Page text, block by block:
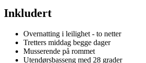
Inkludert
Overnatting i leilighet - to netter
Tretters middag begge dager
Musserende på rommet
Utendørsbasseng med 28 grader